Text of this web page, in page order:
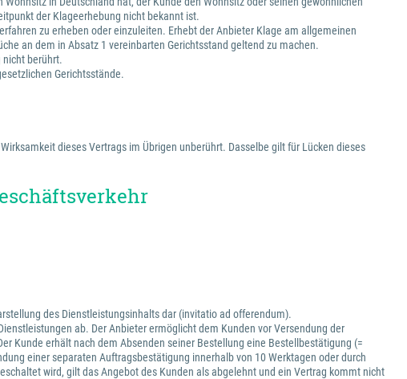
der Klageerhebung nicht bekannt ist.
zu erheben oder einzuleiten. Erhebt der Anbieter Klage am allgemeinen
an dem in Absatz 1 vereinbarten Gerichtsstand geltend zu machen.
nicht berührt.
Gerichtsstände.
dieses Vertrags im Übrigen unberührt. Dasselbe gilt für Lücken dieses
des Dienstleistungsinhalts dar (invitatio ad offerendum).
ab. Der Anbieter ermöglicht dem Kunden vor Versendung der
Kunde erhält nach dem Absenden seiner Bestellung eine Bestellbestätigung (=
einer separaten Auftragsbestätigung innerhalb von 10 Werktagen oder durch
wird, gilt das Angebot des Kunden als abgelehnt und ein Vertrag kommt nicht